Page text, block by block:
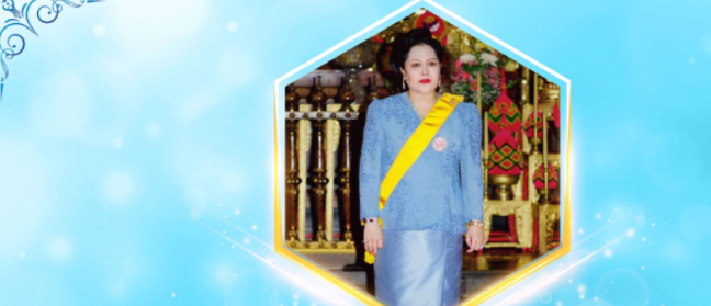
รายงานติดตามและประเมินผลแผนพัฒนาท้องถิ่น (พ.ศ.2566 - 2570) ประจำปีงบประมาณ พ.ศ.2567
แผนการดำเนินงานและการดำเนินงานตามแผน ประจำปีงบประมาณ พ.ศ.2566
แผนการดำเนินงานและการใช้งบประมาณประจำปี พ.ศ.2566
รายงานการกำกับติดตามการดำเนินงานและการใช้งบประมาณประจำปี 2566 (รอบ 6เดือน)
รายงานผลการดำเนินงาน ประจำปีงบประมาณ พ.ศ.2566
รายงานผลการดำเนินงาน ประจำปีงบประมาณ พ.ศ.2566
รายงานการติดตามและประเมินผลแผนพัฒนาท้องถิ่น (พ.ศ.2566-2570) ประจำปีงบประมาณ พ.ศ.2566
รายงานการดำเนินงานและการดำเนินงานตามแผน ประจำปีงบประมาณ พ.ศ.2565